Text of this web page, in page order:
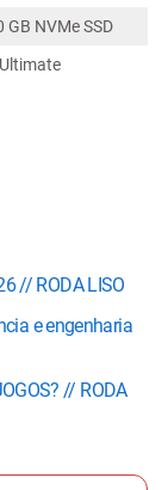
GB NVMe SSD
// RODA LISO
e engenharia
// RODA